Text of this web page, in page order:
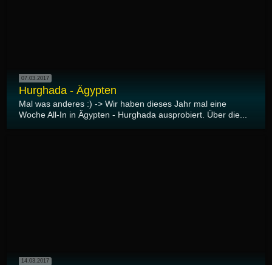
07.03.2017
Hurghada - Ägypten
Mal was anderes :) -> Wir haben dieses Jahr mal eine
Woche All-In in Ägypten - Hurghada ausprobiert. Über die...
14.03.2017